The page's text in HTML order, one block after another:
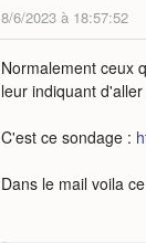
8/6/2023 à 18:57:52
Normalement ceux
leur indiquant
C'est ce sondage :
Dans le mail voila